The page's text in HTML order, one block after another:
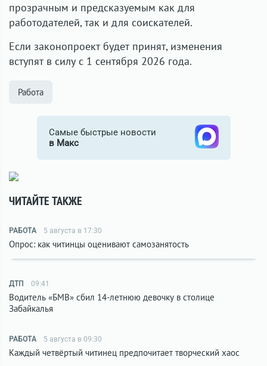
прозрачным и предсказуемым как для
работодателей, так и для соискателей.
Если законопроект будет принят, изменения
вступят в силу с 1 сентября 2026 года.
Работа
Самые быстрые новости
в Макс
ЧИТАЙТЕ ТАКЖЕ
РАБОТА 5 августа в 17:30
Опрос: как читинцы оценивают самозанятость
ДТП 09:41
Водитель «БМВ» сбил 14-летнюю девочку в столице
Забайкалья
РАБОТА 5 августа в 09:30
Каждый четвёртый читинец предпочитает творческий хаос